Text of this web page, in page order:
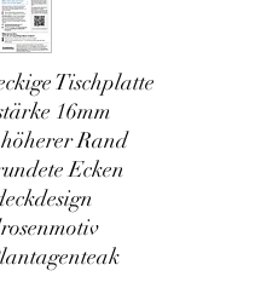
Tischplatte
16mm
Rand
Ecken